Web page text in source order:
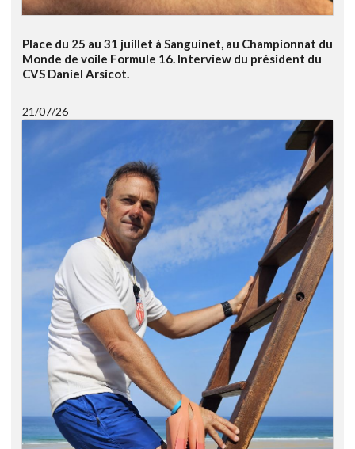
Place du 25 au 31 juillet à Sanguinet, au Championnat du
Monde de voile Formule 16. Interview du président du
CVS Daniel Arsicot.
21/07/26